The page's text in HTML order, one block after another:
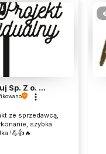
Sp. Z o. ...
ze sprzedawcą,
szybka
!💪👍️🔥